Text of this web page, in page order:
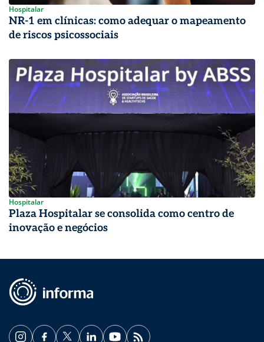
Hospitalar
NR-1 em clínicas: como adequar o mapeamento
de riscos psicossociais
Hospitalar
Plaza Hospitalar se consolida como centro de
inovação e negócios